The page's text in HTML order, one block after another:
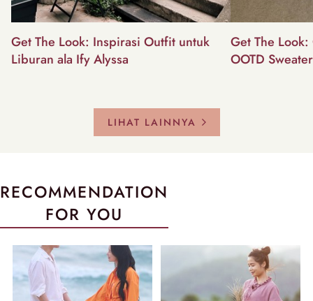
Get The Look: Inspirasi Outfit untuk
Liburan ala Ify Alyssa
Get The
OOTD
LIHAT LAINNYA
RECOMMENDATION
FOR YOU